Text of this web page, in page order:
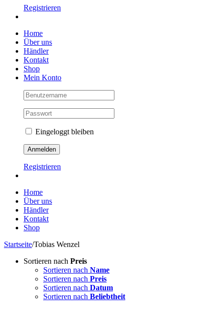
Registrieren
Home
Über uns
Händler
Kontakt
Shop
Mein Konto
Eingeloggt bleiben
Registrieren
Home
Über uns
Händler
Kontakt
Shop
Startseite/Tobias Wenzel
Sortieren nach Preis
Sortieren nach Name
Sortieren nach Preis
Sortieren nach Datum
Sortieren nach Beliebtheit